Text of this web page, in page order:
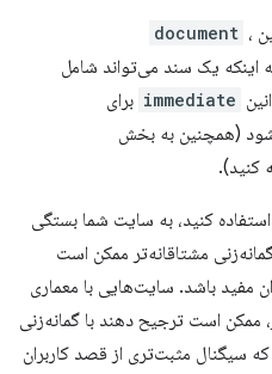
document ،
اینکه یک سند می‌تواند شامل
immediate برای
شود (همچنین به بخش
کنید).
استفاده کنید، به سایت شما بستگی
مشتاقانه‌تر ممکن است
مفید باشد. سایت‌هایی با معماری
است ترجیح دهند با گمانه‌زنی
سیگنال مثبت‌تری از قصد کاربران